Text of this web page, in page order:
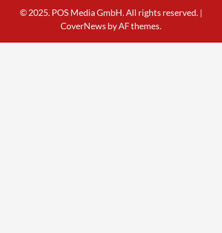
© 2025. POS Media GmbH. All rights reserved. |
CoverNews by AF themes.